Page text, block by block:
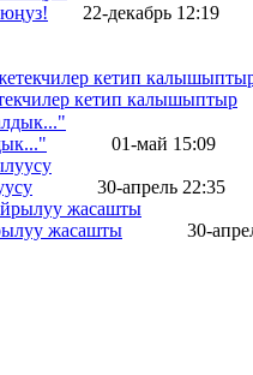
22-декабрь 12:19
кетип калышыптыр
01-май 15:09
30-апрель 22:35
жасашты 30-